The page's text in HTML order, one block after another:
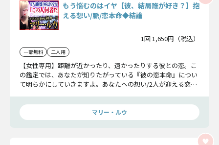
もう悩むのはイヤ【彼、結局誰が好き？】抱
える想い/脈/恋本命◆結論
1回 1,650円（税込）
一部無料 二人用
【女性専用】距離が近かったり、遠かったりする彼との恋。こ
の鑑定では、あなたが知りたがっている『彼の恋本命』につい
て明らかにしていきますよ。あなたへの想い/2人が迎える恋結
マリー・ルウ